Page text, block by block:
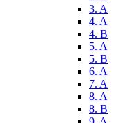
3. A
4. A
4. B
5. A
5. B
6. A
7. A
8. A
8. B